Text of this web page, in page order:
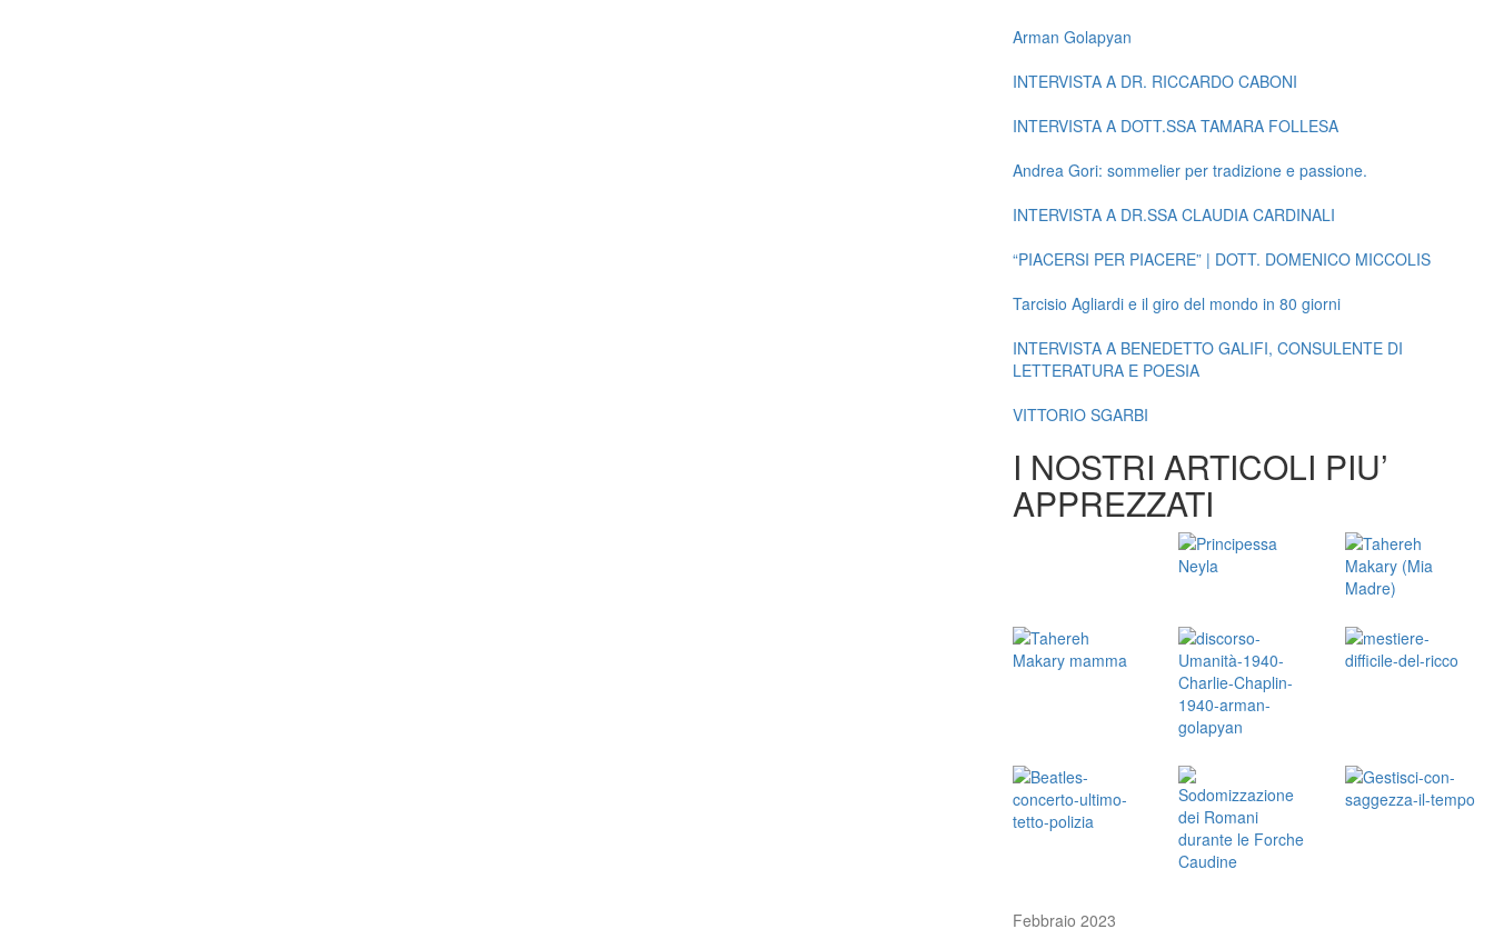
Arman Golapyan
INTERVISTA A DR. RICCARDO CABONI
INTERVISTA A DOTT.SSA TAMARA FOLLESA
Andrea Gori: sommelier per tradizione e passione.
INTERVISTA A DR.SSA CLAUDIA CARDINALI
“PIACERSI PER PIACERE” | DOTT. DOMENICO MICCOLIS
Tarcisio Agliardi e il giro del mondo in 80 giorni
INTERVISTA A BENEDETTO GALIFI, CONSULENTE DI
LETTERATURA E POESIA
VITTORIO SGARBI
I NOSTRI ARTICOLI PIU’
APPREZZATI
Febbraio 2023